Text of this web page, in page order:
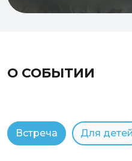
О СОБЫТИИ
Встреча Для детей